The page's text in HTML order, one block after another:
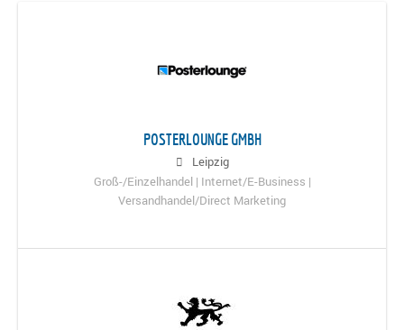
POSTERLOUNGE GMBH
Leipzig
Groß-/Einzelhandel | Internet/E-Business |
Versandhandel/Direct Marketing